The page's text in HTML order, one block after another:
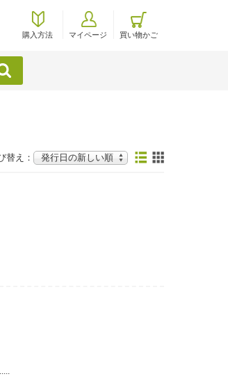
購入方法 マイページ 買い物かご
索
替え：